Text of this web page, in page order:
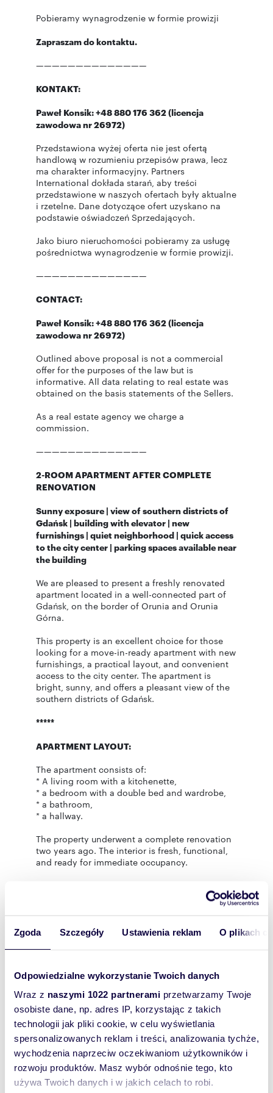
Zgoda Szczegóły Ustawienia reklam O plikach
Odpowiedzialne wykorzystanie Twoich danych
Wraz z naszymi 1022 partnerami przetwarzamy Twoje
osobiste dane, np. adres IP, korzystając z takich
technologii jak pliki cookie, w celu wyświetlania
spersonalizowanych reklam i treści, analizowania tychże,
wychodzenia naprzeciw oczekiwaniom użytkowników i
rozwoju produktów. Masz wybór odnośnie tego, kto
używa Twoich danych i w jakich celach to robi.
Pobieramy wynagrodzenie w formie prowizji
Zapraszam do kontaktu.
——————————————
KONTAKT:
Paweł Konsik: +48 880 176 362 (licencja
zawodowa nr 26972)
Przedstawiona wyżej oferta nie jest ofertą
handlową w rozumieniu przepisów prawa, lecz
ma charakter informacyjny. Partners
International dokłada starań, aby treści
przedstawione w naszych ofertach były aktualne
i rzetelne. Dane dotyczące ofert uzyskano na
podstawie oświadczeń Sprzedających.
Jako biuro nieruchomości pobieramy za usługę
pośrednictwa wynagrodzenie w formie prowizji.
——————————————
CONTACT:
Paweł Konsik: +48 880 176 362 (licencja
zawodowa nr 26972)
Outlined above proposal is not a commercial
offer for the purposes of the law but is
informative. All data relating to real estate was
obtained on the basis statements of the Sellers.
As a real estate agency we charge a
commission.
——————————————
2-ROOM APARTMENT AFTER COMPLETE
RENOVATION
Sunny exposure | view of southern districts of
Gdańsk | building with elevator | new
furnishings | quiet neighborhood | quick access
to the city center | parking spaces available near
the building
We are pleased to present a freshly renovated
apartment located in a well-connected part of
Gdańsk, on the border of Orunia and Orunia
Górna.
This property is an excellent choice for those
looking for a move-in-ready apartment with new
furnishings, a practical layout, and convenient
access to the city center. The apartment is
bright, sunny, and offers a pleasant view of the
southern districts of Gdańsk.
*****
APARTMENT LAYOUT:
The apartment consists of:
* A living room with a kitchenette,
* a bedroom with a double bed and wardrobe,
* a bathroom,
* a hallway.
The property underwent a complete renovation
two years ago. The interior is fresh, functional,
and ready for immediate occupancy.
* washing machine,
* oven,
The apartment is located in a single-entrance
building with an elevator. The building has been
refreshed and thermally insulated, which
enhances everyday comfort and energy
efficiency.
A large number of public parking spaces are